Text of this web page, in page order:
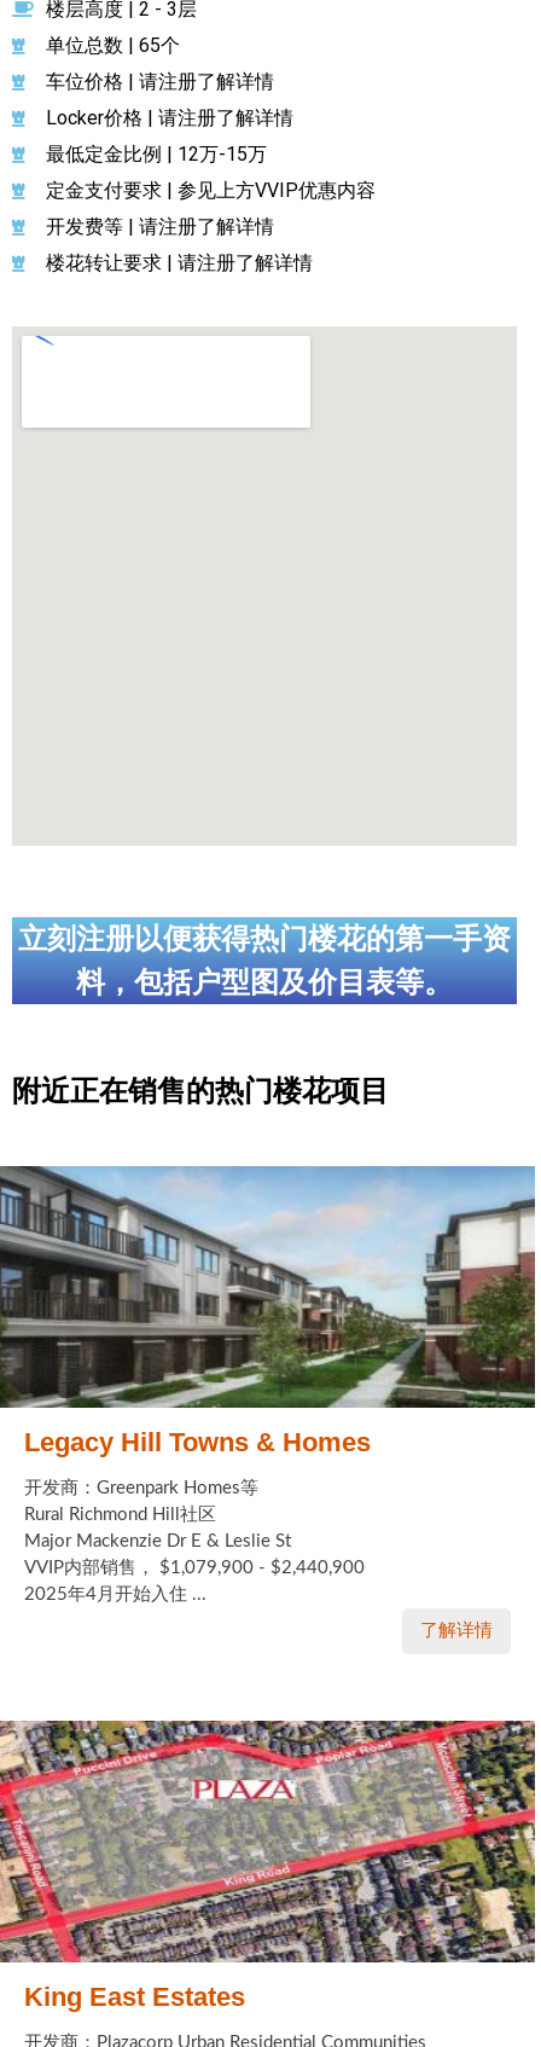
楼层高度 | 2 - 3层
单位总数 | 65个
车位价格 | 请注册了解详情
Locker价格 | 请注册了解详情
最低定金比例 | 12万-15万
定金支付要求 | 参见上方VVIP优惠内容
开发费等 | 请注册了解详情
楼花转让要求 | 请注册了解详情
立刻注册以便获得热门楼花的第一手资
料，包括户型图及价目表等。
附近正在销售的热门楼花项目
Legacy Hill Towns & Homes
开发商：Greenpark Homes等
Rural Richmond Hill社区
Major Mackenzie Dr E & Leslie St
VVIP内部销售， $1,079,900 - $2,440,900
2025年4月开始入住 ...
了解详情
King East Estates
开发商：Plazacorp Urban Residential Communities